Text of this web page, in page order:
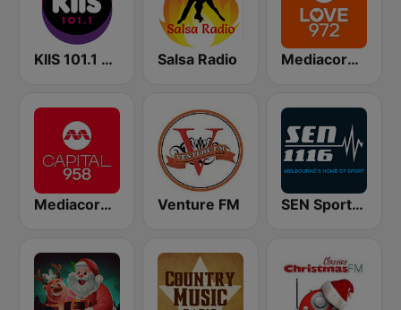
KIIS 101.1 Melbourne Salsa Radio Mediacorp LOVE 972
Mediacorp CAPITAL 958 Venture FM SEN Sports 1116 AM